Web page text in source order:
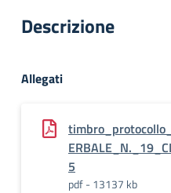
Descrizione
Allegati
5
pdf - 13137 kb